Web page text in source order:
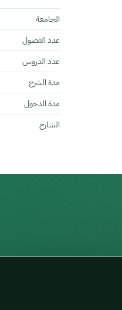
الجامعة
عدد الفصول
عدد الدروس
مدة الشرح
مدة الدخول
الشارح